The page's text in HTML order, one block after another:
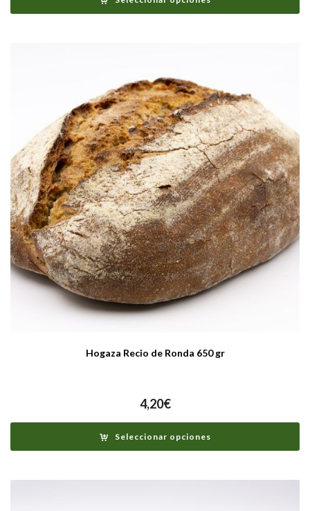
Hogaza Recio de Ronda 650 gr
4,20€
Seleccionar opciones